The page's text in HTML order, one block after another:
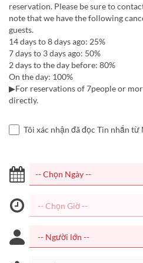
reservation. Please be sure to
note that we have the following
guests.
14 days to 8 days ago: 25%
7 days to 3 days ago: 50%
2 days to the day before: 80%
On the day: 100%
▶For reservations of 7people or
directly.
Tôi xác nhận đã đọc Tin nhắn từ